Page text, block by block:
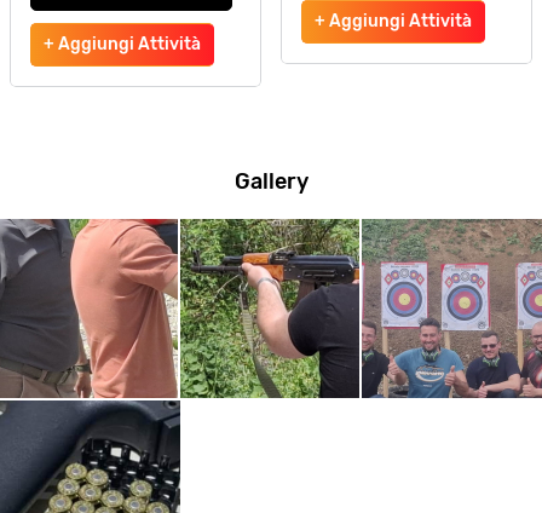
+ Aggiungi Attività
+ Aggiungi Attività
Gallery